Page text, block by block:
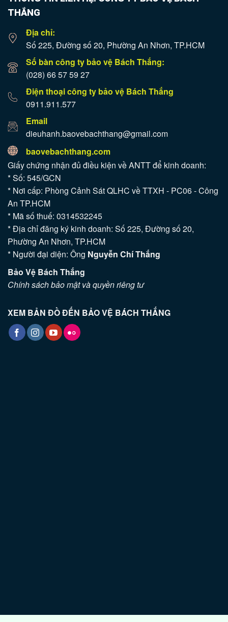
THẮNG
Địa chỉ:
Số 225, Đường số 20, Phường An Nhơn, TP.HCM
Số bàn công ty bảo vệ Bách Thắng:
(028) 66 57 59 27
Điện thoại công ty bảo vệ Bách Thắng
0911.911.577
Email
dieuhanh.baovebachthang@gmail.com
baovebachthang.com
Giấy chứng nhận đủ điều kiện về ANTT để kinh doanh:
* Số: 545/GCN
* Nơi cấp: Phòng Cảnh Sát QLHC về TTXH - PC06 - Công
An TP.HCM
* Mã số thuế: 0314532245
* Địa chỉ đăng ký kinh doanh: Số 225, Đường số 20,
Phường An Nhơn, TP.HCM
* Người đại diện: Ông Nguyễn Chí Thắng
Bảo Vệ Bách Thắng
Chính sách bảo mật và quyền riêng tư
XEM BẢN ĐỒ ĐẾN BẢO VỆ BÁCH THẮNG